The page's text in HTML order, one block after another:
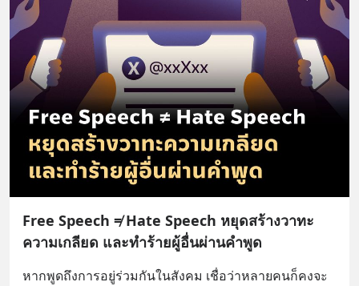
Free Speech ≠ Hate Speech หยุดสร้างวาทะ
ความเกลียด และทำร้ายผู้อื่นผ่านคำพูด
หากพูดถึงการอยู่ร่วมกันในสังคม เชื่อว่าหลายคนก็คงจะ